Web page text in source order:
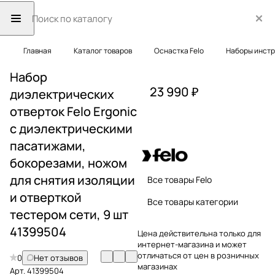
Главная Каталог товаров Оснастка Felo Наборы
Набор
диэлектрических
отверток Felo Ergonic
с диэлектрическими
пасатижами,
бокорезами, ножом
для снятия изоляции
и отверткой
тестером сети, 9 шт
41399504
0
Нет отзывов
Арт.41399504
23 990 ₽
Все товары Felo
Все товары категории
Цена действительна только для
интернет-магазина и может
отличаться от цен в розничных
магазинах